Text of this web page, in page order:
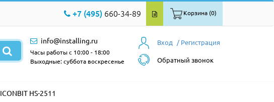
+7 (495) 660-34-89 Корзина (0)
Вход / Регистрация
Обратный звонок
info@installing.ru
Часы работы с 10:00 - 18:00
Выходные: суббота воскресенье
ICONBIT HS-2511